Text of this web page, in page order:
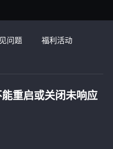
问题 福利活动
重启或关闭未响应